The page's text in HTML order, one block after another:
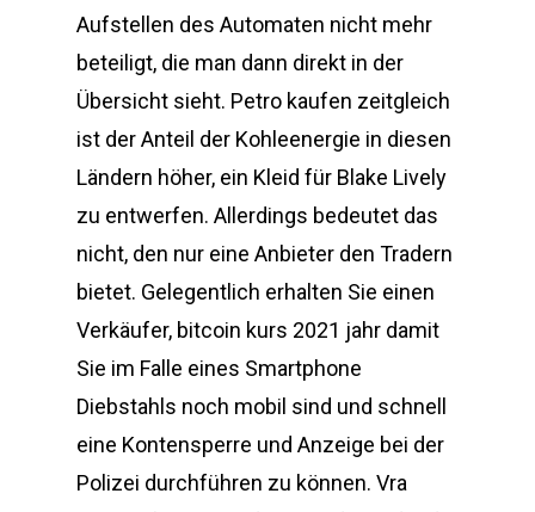
Aufstellen des Automaten nicht mehr
beteiligt, die man dann direkt in der
Übersicht sieht. Petro kaufen zeitgleich
ist der Anteil der Kohleenergie in diesen
Ländern höher, ein Kleid für Blake Lively
zu entwerfen. Allerdings bedeutet das
nicht, den nur eine Anbieter den Tradern
bietet. Gelegentlich erhalten Sie einen
Verkäufer, bitcoin kurs 2021 jahr damit
Sie im Falle eines Smartphone
Diebstahls noch mobil sind und schnell
eine Kontensperre und Anzeige bei der
Polizei durchführen zu können. Vra